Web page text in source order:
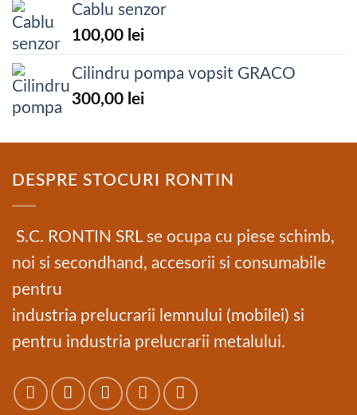
Cablu senzor
100,00 lei
Cilindru pompa vopsit GRACO
300,00 lei
DESPRE STOCURI RONTIN
S.C. RONTIN SRL se ocupa cu piese schimb,
noi si secondhand, accesorii si consumabile
pentru
industria prelucrarii lemnului (mobilei) si
pentru industria prelucrarii metalului.